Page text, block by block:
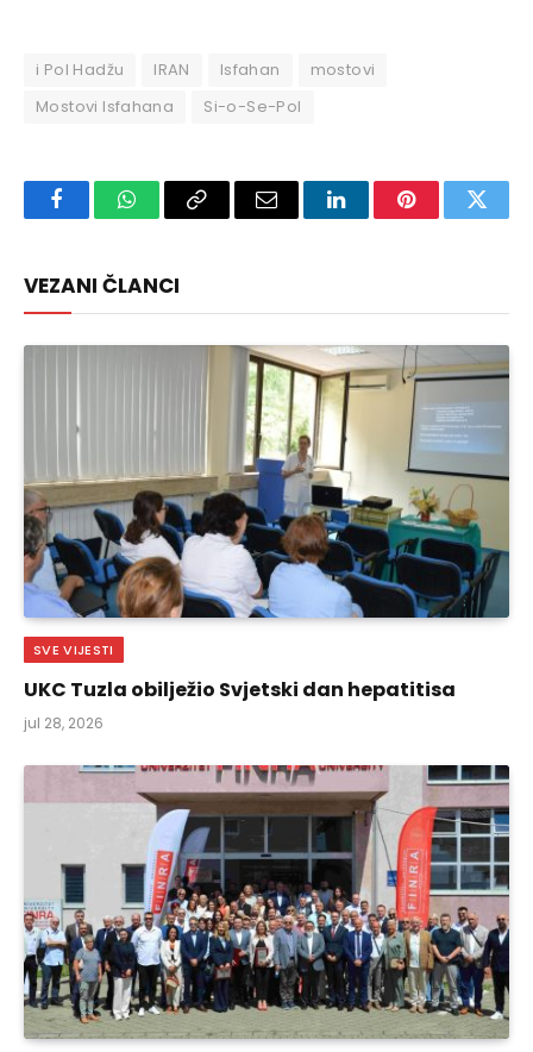
i Pol Hadžu IRAN Isfahan
mostovi
Mostovi Isfahana
Si-o-Se-Pol
FacebookWhatsAppCopy
Email LinkedInPinterest
VEZANI ČLANCI
SVE VIJESTI
UKC Tuzla obilježio Svjetski dan hepatitisa
jul 28, 2026